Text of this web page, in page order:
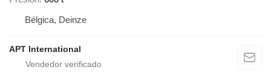
Bélgica, Deinze
APT International